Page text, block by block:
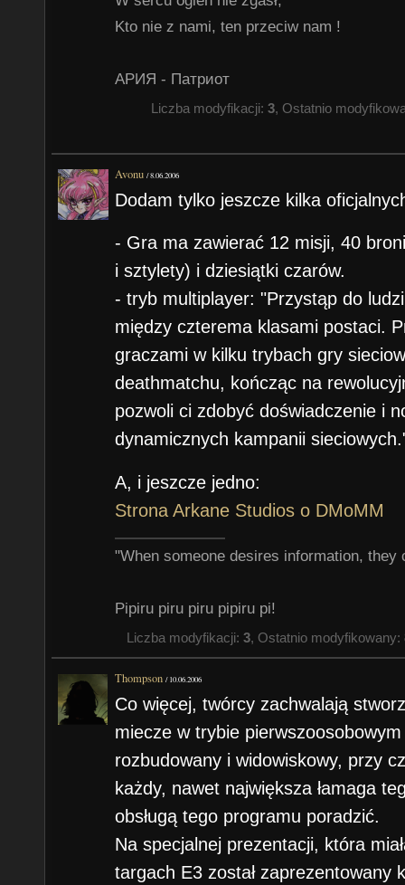
Kto nie z nami, ten przeciw nam !
АРИЯ - Патриот
Liczba modyfikacji: 3, Ostatnio
Avonu /8.06.2006
Dodam tylko jeszcze kilka
- Gra ma zawierać 12 misji, 40
i sztylety) i dziesiątki czarów.
- tryb multiplayer: "Przystąp do
między czterema klasami postaci.
graczami w kilku trybach gry
deathmatchu, kończąc na
pozwoli ci zdobyć doświadczenie i
dynamicznych kampanii
A, i jeszcze jedno:
Strona Arkane Studios o DMoMM
"When someone desires information, they
Pipiru piru piru pipiru pi!
Liczba modyfikacji: 3, Ostatnio modyfikowany:
Thompson /10.06.2006
Co więcej, twórcy zachwalają
miecze w trybie
rozbudowany i widowiskowy, przy
każdy, nawet największa łamaga
obsługą tego programu poradzić.
Na specjalnej prezentacji, która
targach E3 został zaprezentowany